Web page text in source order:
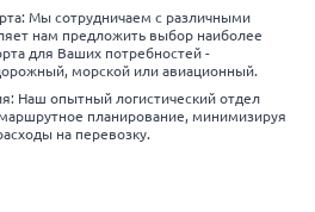
Мы сотрудничаем с различными
нам предложить выбор наиболее
для Ваших потребностей -
морской или авиационный.
Наш опытный логистический отдел
планирование, минимизируя
на перевозку.